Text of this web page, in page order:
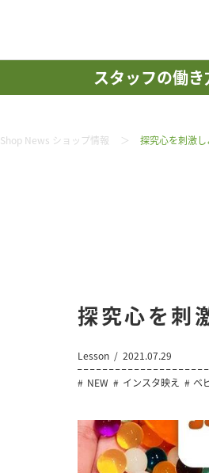
スタッフの働
Shop News ショップ情報 探究心を刺激
探究心を刺
Lesson
2021.07.29
NEW
インスタ映え ベ